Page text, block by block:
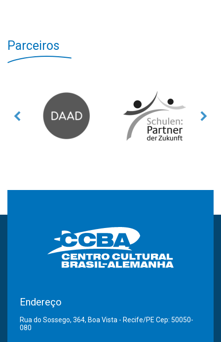
Parceiros
Endereço
Rua do Sossego, 364, Boa Vista - Recife/PE Cep: 50050-
080